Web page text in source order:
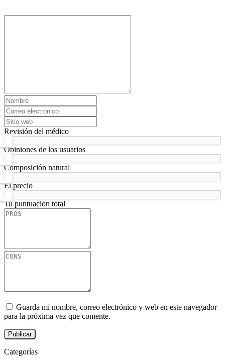
Revisión del médico
Opiniones de los usuarios
Composición natural
El precio
Tu puntuacion total
Guarda mi nombre, correo electrónico y web en este navegador
para la próxima vez que comente.
Categorías